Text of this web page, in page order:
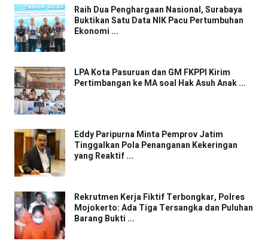
Raih Dua Penghargaan Nasional, Surabaya
Buktikan Satu Data NIK Pacu Pertumbuhan
Ekonomi ...
LPA Kota Pasuruan dan GM FKPPI Kirim
Pertimbangan ke MA soal Hak Asuh Anak ...
Eddy Paripurna Minta Pemprov Jatim
Tinggalkan Pola Penanganan Kekeringan
yang Reaktif ...
Rekrutmen Kerja Fiktif Terbongkar, Polres
Mojokerto: Ada Tiga Tersangka dan Puluhan
Barang Bukti ...